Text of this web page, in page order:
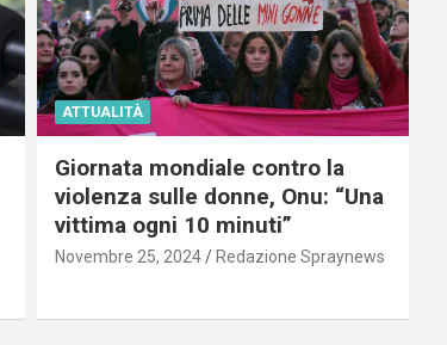
ATTUALITÀ
Giornata mondiale contro la
violenza sulle donne, Onu: “Una
vittima ogni 10 minuti”
Novembre 25, 2024 Redazione Spraynews